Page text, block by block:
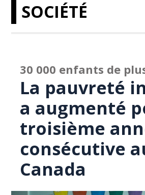
SOCIÉTÉ
30 000 enfants de
La pauvreté
a augmenté
troisième
consécutive
Canada